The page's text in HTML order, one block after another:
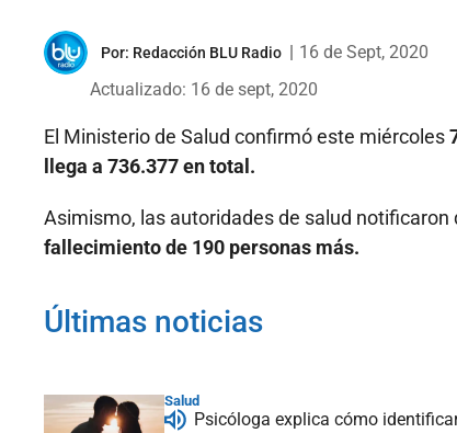
Por: Redacción BLU Radio
16 de Sept, 2020
Actualizado: 16 de sept, 2020
El Ministerio de Salud confirmó este miércoles
llega a 736.377 en total.
Asimismo, las autoridades de salud
fallecimiento de 190 personas más.
Últimas noticias
Salud
Psicóloga explica cómo